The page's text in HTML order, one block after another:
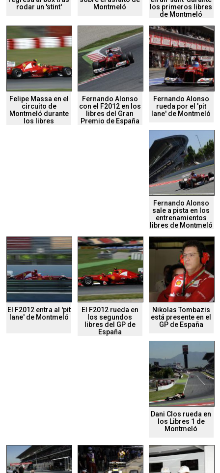
rodar un 'stint'
Montmeló
los primeros libres
de Montmeló
Felipe Massa en el
circuito de
Montmeló durante
los libres
Fernando Alonso
con el F2012 en los
libres del Gran
Premio de España
Fernando Alonso
rueda por el 'pit
lane' de Montmeló
Fernando Alonso
sale a pista en los
entrenamientos
libres de Montmeló
El F2012 entra al 'pit
lane' de Montmeló
El F2012 rueda en
los segundos
libres del GP de
España
Nikolas Tombazis
está presente en el
GP de España
Dani Clos rueda en
los Libres 1 de
Montmeló